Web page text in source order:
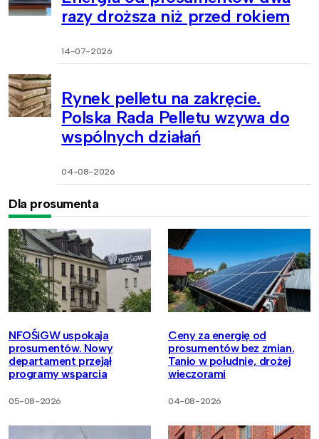
razy droższa niż przed rokiem
14-07-2026
Rynek pelletu na zakręcie.
Polska Rada Pelletu wzywa do
wspólnych działań
04-08-2026
Dla prosumenta
NFOŚiGW uspokaja
prosumentów. Nowy
departament przejął
programy wsparcia
05-08-2026
Ceny za energię od
prosumentów bez zmian.
Tanio w południe, drożej
wieczorami
04-08-2026